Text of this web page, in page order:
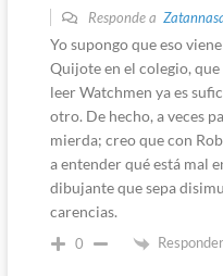
Responde a
Yo supongo que eso
Quijote en el colegio,
leer Watchmen ya es
otro. De hecho, a veces
mierda; creo que con
a entender qué está mal
dibujante que sepa
carencias.
0 Responder